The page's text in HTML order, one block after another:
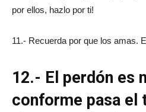
por ellos, hazlo por ti!
11.- Recuerda por que los amas.
12.- El perdón es
conforme pasa el